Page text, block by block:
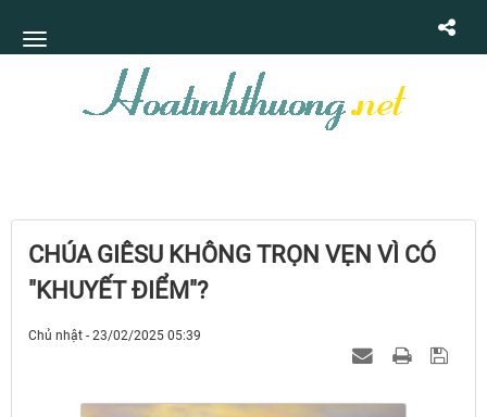
CHÚA GIÊSU KHÔNG TRỌN VẸN VÌ CÓ
"KHUYẾT ĐIỂM"?
Chủ nhật - 23/02/2025 05:39